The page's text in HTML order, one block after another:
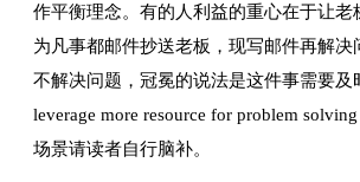
作平衡理念。有的人利益的重心在于让老
为凡事都邮件抄送老板，现写邮件再解决
不解决问题，冠冕的说法是这件事需要及
leverage more resource for problem
场景请读者自行脑补。